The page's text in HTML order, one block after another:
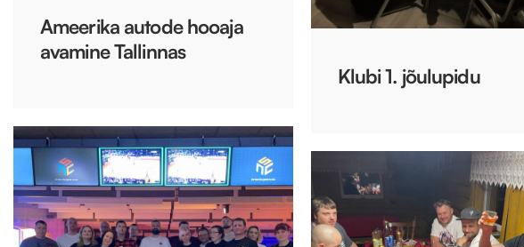
Ameerika autode hooaja
avamine Tallinnas
Klubi 1. jõulupidu